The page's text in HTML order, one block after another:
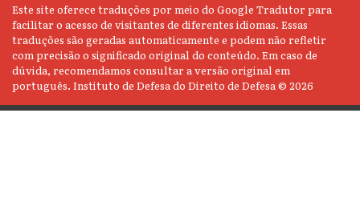
Este site oferece traduções por meio do Google Tradutor para
facilitar o acesso de visitantes de diferentes idiomas. Essas
traduções são geradas automaticamente e podem não refletir
com precisão o significado original do conteúdo. Em caso de
dúvida, recomendamos consultar a versão original em
português. Instituto de Defesa do Direito de Defesa © 2026